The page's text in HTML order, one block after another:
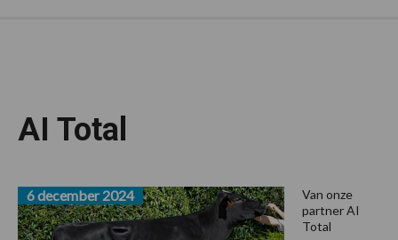
AI Total
Van onze
partner AI
Total
6 december 2024